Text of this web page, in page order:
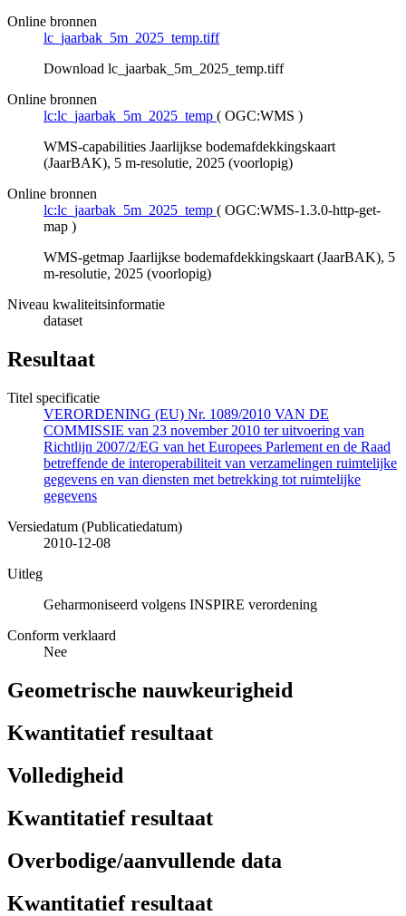
Online bronnen
lc_jaarbak_5m_2025_temp.tiff
Download lc_jaarbak_5m_2025_temp.tiff
Online bronnen
lc:lc_jaarbak_5m_2025_temp ( OGC:WMS )
WMS-capabilities Jaarlijkse bodemafdekkingskaart
(JaarBAK), 5 m-resolutie, 2025 (voorlopig)
Online bronnen
lc:lc_jaarbak_5m_2025_temp ( OGC:WMS-1.3.0-http-get-
map )
WMS-getmap Jaarlijkse bodemafdekkingskaart (JaarBAK), 5
m-resolutie, 2025 (voorlopig)
Niveau kwaliteitsinformatie
dataset
Resultaat
Titel specificatie
VERORDENING (EU) Nr. 1089/2010 VAN DE
COMMISSIE van 23 november 2010 ter uitvoering van
Richtlijn 2007/2/EG van het Europees Parlement en de Raad
betreffende de interoperabiliteit van verzamelingen ruimtelijke
gegevens en van diensten met betrekking tot ruimtelijke
gegevens
Versiedatum (Publicatiedatum)
2010-12-08
Uitleg
Geharmoniseerd volgens INSPIRE verordening
Conform verklaard
Nee
Geometrische nauwkeurigheid
Kwantitatief resultaat
Volledigheid
Kwantitatief resultaat
Overbodige/aanvullende data
Kwantitatief resultaat